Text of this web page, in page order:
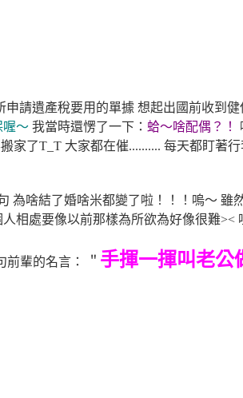
申請遺產稅要用的單據 想起出國前收到
喔～ 我當時還愣了一下： 蛤～啥配偶？！
家了T_T 大家都在催.......... 每天都盯著
為啥結了婚啥米都變了啦！！！嗚～
相處要像以前那樣為所欲為好像很難><
輩的名言： ＂ 手揮一揮叫老公